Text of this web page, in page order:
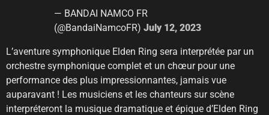
— BANDAI NAMCO FR
(@BandaiNamcoFR) July 12, 2023
L’aventure symphonique Elden Ring sera interprétée par un
orchestre symphonique complet et un chœur pour une
performance des plus impressionnantes, jamais vue
auparavant ! Les musiciens et les chanteurs sur scène
interpréteront la musique dramatique et épique d’Elden Ring